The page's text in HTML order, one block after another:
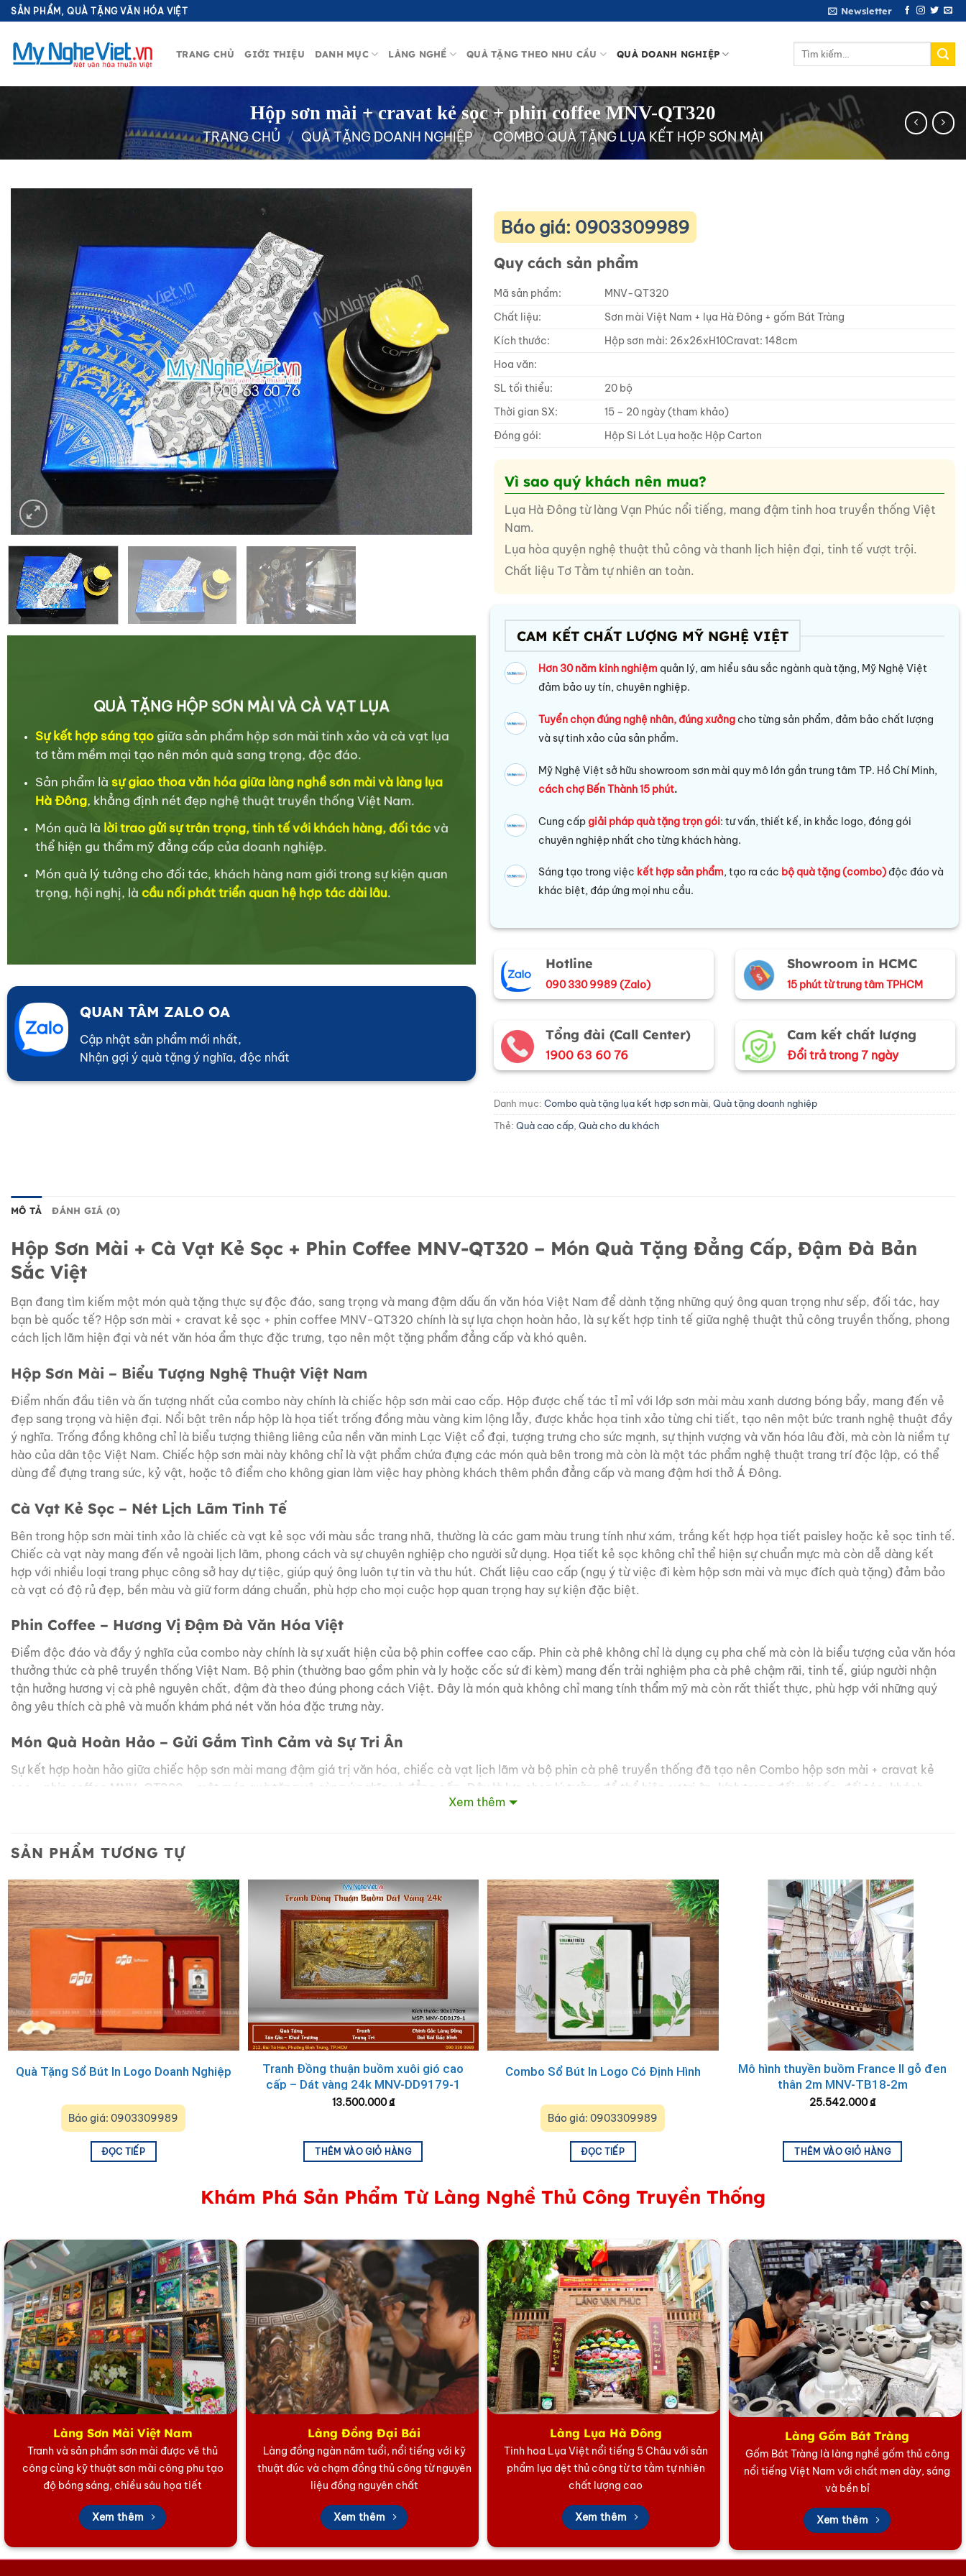
Bỏ
qua
nội
dung
SẢN PHẨM, QUÀ TẶNG VĂN HÓA VIỆT Newsletter
TRANG CHỦ GIỚI THIỆU DANH MỤC LÀNG NGHỀ QUÀ TẶNG THEO NHU CẦU QUÀ DOANH NGHIỆP
Tìm
Hộp sơn mài + cravat kẻ sọc + phin coffee MNV-QT320
TRANG CHỦ / QUÀ TẶNG DOANH NGHIỆP / COMBO QUÀ TẶNG LỤA KẾT HỢP SƠN MÀI
QUÀ TẶNG HỘP SƠN MÀI VÀ CÀ VẠT LỤA
Sự kết hợp sáng tạogiữa sản phẩm hộp sơn mài tinh xảo và cà vạt lụa
tơ tằm mềm mại tạo nên món quà sang trọng, độc đáo.
Sản phẩm là sự giao thoa văn hóa giữa làng nghề sơn mài và làng lụa
Hà Đông, khẳng định nét đẹp nghệ thuật truyền thống Việt Nam.
Món quà là lời trao gửi sự trân trọng, tinh tế với khách hàng, đối tácvà
thể hiện gu thẩm mỹ đẳng cấp của doanh nghiệp.
Món quà lý tưởng cho đối tác, khách hàng nam giới trong sự kiện quan
trọng, hội nghị, là cầu nối phát triển quan hệ hợp tác dài lâu.
QUAN TÂM ZALO OA
Cập nhật sản phẩm mới nhất,
Nhận gợi ý quà tặng ý nghĩa, độc nhất
Báo giá: 0903309989
Quy cách sản phẩm
Mã sản phẩm:
MNV-QT320
Chất liệu:
Sơn mài Việt Nam + lụa Hà Đông + gốm Bát Tràng
Kích thước:
Hộp sơn mài: 26x26xH10Cravat: 148cm
Hoa văn:
SL tối thiểu:
20 bộ
Thời gian SX:
15 – 20 ngày (tham khảo)
Đóng gói:
Hộp Si Lót Lụa hoặc Hộp Carton
Vì sao quý khách nên mua?
Lụa Hà Đông từ làng Vạn Phúc nổi tiếng, mang đậm tinh hoa truyền thống Việt
Nam.
Lụa hòa quyện nghệ thuật thủ công và thanh lịch hiện đại, tinh tế vượt trội.
Chất liệu Tơ Tằm tự nhiên an toàn.
CAM KẾT CHẤT LƯỢNG MỸ NGHỆ VIỆT
Hơn 30 năm kinh nghiệm quản lý, am hiểu sâu sắc ngành quà tặng, Mỹ Nghệ Việt
đảm bảo uy tín, chuyên nghiệp.
Tuyển chọn đúng nghệ nhân, đúng xưởng cho từng sản phẩm, đảm bảo chất lượng
và sự tinh xảo của sản phẩm.
Mỹ Nghệ Việt sở hữu showroom sơn mài quy mô lớn gần trung tâm TP. Hồ Chí Minh,
cách chợ Bến Thành 15 phút.
Cung cấpgiải pháp quà tặng trọn gói: tư vấn, thiết kế, in khắc logo, đóng gói
chuyên nghiệp nhất cho từng khách hàng.
Sáng tạo trong việc kết hợp sản phẩm, tạo ra các bộ quà tặng (combo) độc đáo và
khác biệt, đáp ứng mọi nhu cầu.
Hotline
090 330 9989 (Zalo)
Showroom in HCMC
15 phút từ trung tâm TPHCM
Tổng đài (Call Center)
1900 63 60 76
Cam kết chất lượng
Đổi trả trong 7 ngày
Danh mục: Combo quà tặng lụa kết hợp sơn mài, Quà tặng doanh nghiệp
Thẻ: Quà cao cấp, Quà cho du khách
MÔ TẢ ĐÁNH GIÁ (0)
Hộp Sơn Mài + Cà Vạt Kẻ Sọc + Phin Coffee MNV-QT320 – Món Quà Tặng Đẳng Cấp, Đậm Đà Bản
Sắc Việt
Bạn đang tìm kiếm một món quà tặng thực sự độc đáo, sang trọng và mang đậm dấu ấn văn hóa Việt Nam để dành tặng những quý ông quan trọng như sếp, đối tác, hay
bạn bè quốc tế? Hộp sơn mài + cravat kẻ sọc + phin coffee MNV-QT320 chính là sự lựa chọn hoàn hảo, là sự kết hợp tinh tế giữa nghệ thuật thủ công truyền thống, phong
cách lịch lãm hiện đại và nét văn hóa ẩm thực đặc trưng, tạo nên một tặng phẩm đẳng cấp và khó quên.
Hộp Sơn Mài – Biểu Tượng Nghệ Thuật Việt Nam
Điểm nhấn đầu tiên và ấn tượng nhất của combo này chính là chiếc hộp sơn mài cao cấp. Hộp được chế tác tỉ mỉ với lớp sơn mài màu xanh dương bóng bẩy, mang đến vẻ
đẹp sang trọng và hiện đại. Nổi bật trên nắp hộp là họa tiết trống đồng màu vàng kim lộng lẫy, được khắc họa tinh xảo từng chi tiết, tạo nên một bức tranh nghệ thuật đầy
ý nghĩa. Trống đồng không chỉ là biểu tượng thiêng liêng của nền văn minh Lạc Việt cổ đại, tượng trưng cho sức mạnh, sự thịnh vượng và văn hóa lâu đời, mà còn là niềm tự
hào của dân tộc Việt Nam. Chiếc hộp sơn mài này không chỉ là vật phẩm chứa đựng các món quà bên trong mà còn là một tác phẩm nghệ thuật trang trí độc lập, có thể
dùng để đựng trang sức, kỷ vật, hoặc tô điểm cho không gian làm việc hay phòng khách thêm phần đẳng cấp và mang đậm hơi thở Á Đông.
Cà Vạt Kẻ Sọc – Nét Lịch Lãm Tinh Tế
Bên trong hộp sơn mài tinh xảo là chiếc cà vạt kẻ sọc với màu sắc trang nhã, thường là các gam màu trung tính như xám, trắng kết hợp họa tiết paisley hoặc kẻ sọc tinh tế.
Chiếc cà vạt này mang đến vẻ ngoài lịch lãm, phong cách và sự chuyên nghiệp cho người sử dụng. Họa tiết kẻ sọc không chỉ thể hiện sự chuẩn mực mà còn dễ dàng kết
hợp với nhiều loại trang phục công sở hay dự tiệc, giúp quý ông luôn tự tin và thu hút. Chất liệu cao cấp (ngụ ý từ việc đi kèm hộp sơn mài và mục đích quà tặng) đảm bảo
cà vạt có độ rủ đẹp, bền màu và giữ form dáng chuẩn, phù hợp cho mọi cuộc họp quan trọng hay sự kiện đặc biệt.
Phin Coffee – Hương Vị Đậm Đà Văn Hóa Việt
Điểm độc đáo và đầy ý nghĩa của combo này chính là sự xuất hiện của bộ phin coffee cao cấp. Phin cà phê không chỉ là dụng cụ pha chế mà còn là biểu tượng của văn hóa
thưởng thức cà phê truyền thống Việt Nam. Bộ phin (thường bao gồm phin và ly hoặc cốc sứ đi kèm) mang đến trải nghiệm pha cà phê chậm rãi, tinh tế, giúp người nhận
tận hưởng hương vị cà phê nguyên chất, đậm đà theo đúng phong cách Việt. Đây là món quà không chỉ mang tính thẩm mỹ mà còn rất thiết thực, phù hợp với những quý
ông yêu thích cà phê và muốn khám phá nét văn hóa đặc trưng này.
Món Quà Hoàn Hảo – Gửi Gắm Tình Cảm và Sự Tri Ân
Sự kết hợp hoàn hảo giữa chiếc hộp sơn mài mang đậm giá trị văn hóa, chiếc cà vạt lịch lãm và bộ phin cà phê truyền thống đã tạo nên Combo hộp sơn mài + cravat kẻ
sọc + phin coffee MNV-QT320 – một món quà tặng vô cùng ý nghĩa và đẳng cấp. Đây là lựa chọn lý tưởng để thể hiện sự tri ân, kính trọng đối với sếp, đối tác, khách
hàng, hay là món quà đặc biệt dành tặng người thân trong các dịp sinh nhật, lễ kỷ niệm, hay các sự kiện quan trọng. Món quà không chỉ mang giá trị sử dụng và thẩm mỹ
Xem thêm
SẢN PHẨM TƯƠNG TỰ
Quà Tặng Sổ Bút In Logo Doanh Nghiệp
Báo giá: 0903309989
ĐỌC TIẾP
Tranh Đồng thuận buồm xuôi gió cao
cấp – Dát vàng 24k MNV-DD9179-1
13.500.000₫
THÊM VÀO GIỎ HÀNG
Combo Sổ Bút In Logo Có Định Hình
Báo giá: 0903309989
ĐỌC TIẾP
Mô hình thuyền buồm France II gỗ đen
thân 2m MNV-TB18-2m
25.542.000₫
THÊM VÀO GIỎ HÀNG
Khám Phá Sản Phẩm Từ Làng Nghề Thủ Công Truyền Thống
Làng Sơn Mài Việt Nam
Tranh và sản phẩm sơn mài được vẽ thủ
công cùng kỹ thuật sơn mài công phu tạo
độ bóng sáng, chiều sâu họa tiết
Xem thêm
Làng Đồng Đại Bái
Làng đồng ngàn năm tuổi, nổi tiếng với kỹ
thuật đúc và chạm đồng thủ công từ nguyên
liệu đồng nguyên chất
Xem thêm
Làng Lụa Hà Đông
Tinh hoa Lụa Việt nổi tiếng 5 Châu với sản
phẩm lụa dệt thủ công từ tơ tằm tự nhiên
chất lượng cao
Xem thêm
Làng Gốm Bát Tràng
Gốm Bát Tràng là làng nghề gốm thủ công
nổi tiếng Việt Nam với chất men dày, sáng
và bền bỉ
Xem thêm